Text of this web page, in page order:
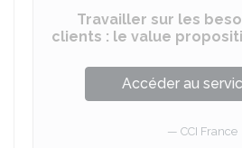
Travailler sur les
clients : le value
Accéder au
CCI France